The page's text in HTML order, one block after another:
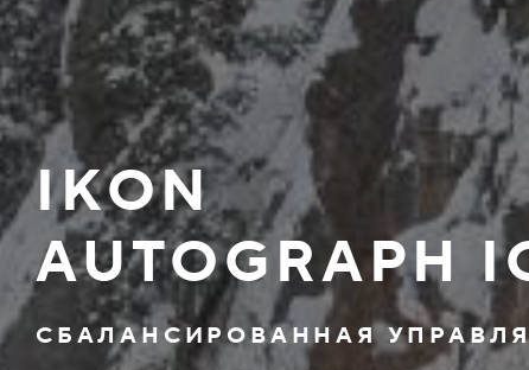
IKON
AUTOGRAPH
СБАЛАНСИРОВАННАЯ